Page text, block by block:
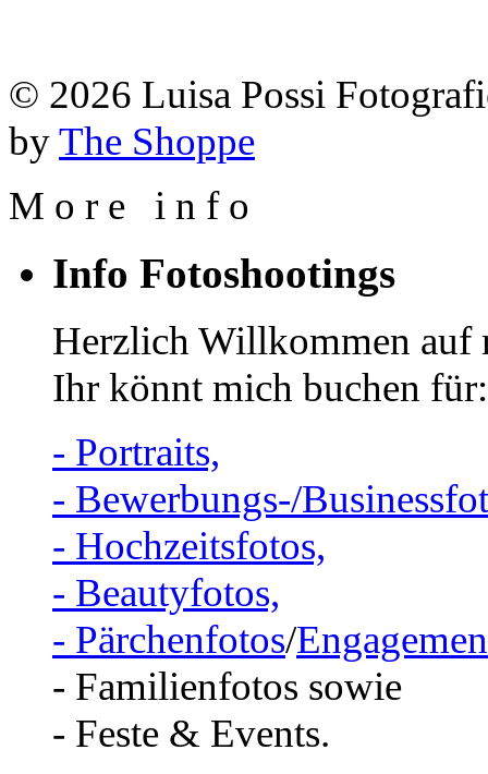
© 2026 Luisa Possi
byThe Shoppe
M o r e i n f o
Info Fotoshootings
Herzlich Willkommen auf
Ihr könnt mich buchen für:
- Portraits,
- Bewerbungs-/
- Hochzeitsfotos,
- Beautyfotos,
- Pärchenfotos/
- Familienfotos sowie
- Feste & Events.